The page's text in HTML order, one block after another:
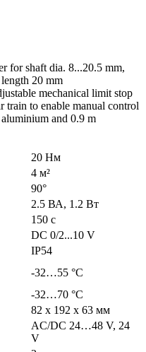
for shaft dia. 8...20.5 mm,
20 mm
mechanical limit stop
train to enable manual control
and 0.9 m
20 Нм
4 м²
90°
2.5 ВА, 1.2 Вт
150 с
DC 0/2...10 V
IP54
-32…55 °C
-32…70 °C
82 x 192 x 63 мм
AC/DC 24…48 V, 24
V